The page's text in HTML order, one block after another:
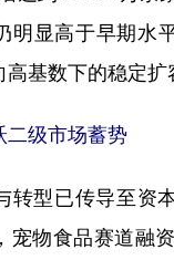
明显高于早期水
基数下的稳定扩
二级市场蓄势
型已传导至资
宠物食品赛道融